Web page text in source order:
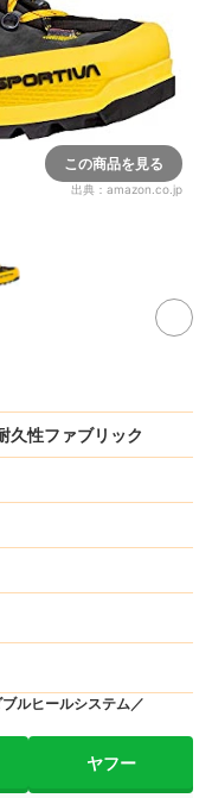
この商品を見る
出典： amazon.co.jp
久性ファブリック
ルヒールシステム／
ヤフー